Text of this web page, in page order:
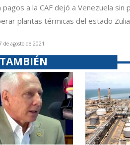
pagos a la CAF dejó a Venezuela
plantas térmicas del estado Zulia
de agosto de 2021